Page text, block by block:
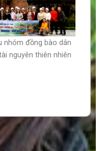
nhóm đồng bào dân
nguyên thiên nhiên